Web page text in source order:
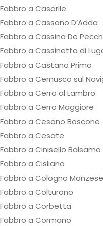
Fabbro a Casarile
Fabbro a Cassano D’Adda
Fabbro a Cassina De
Fabbro a Cassinetta di
Fabbro a Castano Primo
Fabbro a Cernusco sul
Fabbro a Cerro al Lambro
Fabbro a Cerro Maggiore
Fabbro a Cesano Boscone
Fabbro a Cesate
Fabbro a Cinisello Balsamo
Fabbro a Cisliano
Fabbro a Cologno Monzese
Fabbro a Colturano
Fabbro a Corbetta
Fabbro a Cormano